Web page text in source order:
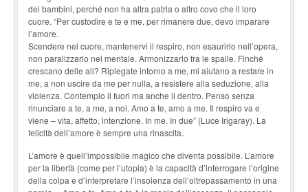
dei bambini, perché non ha altra patria o altro covo che il loro
cuore. “Per custodire e te e me, per rimanere due, devo imparare
l’amore.
Scendere nel cuore, mantenervi il respiro, non esaurirlo nell’opera,
non paralizzarlo nel mentale. Armonizzarlo fra le spalle. Finché
crescano delle ali? Ripiegate intorno a me, mi aiutano a restare in
me, a non uscire da me per nulla, a resistere alla seduzione, alla
violenza. Contemplo il fuori ma anche il dentro. Penso senza
rinunciare a te, a me, a noi. Amo a te, amo a me. Il respiro va e
viene – vita, affetto, intenzione. In me. In due” (Luce Irigaray). La
felicità dell’amore è sempre una rinascita.
L’amore è quell’impossibile magico che diventa possibile. L’amore
per la libertà (come per l’utopia) è la capacità d’interrogare l’origine
della colpa e d’interpretare l’insolenza dell’oltrepassamento in una